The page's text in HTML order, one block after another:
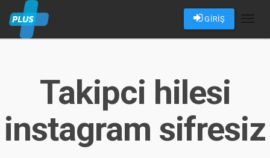
GİRİŞ
Takipci hilesi
instagram sifresiz